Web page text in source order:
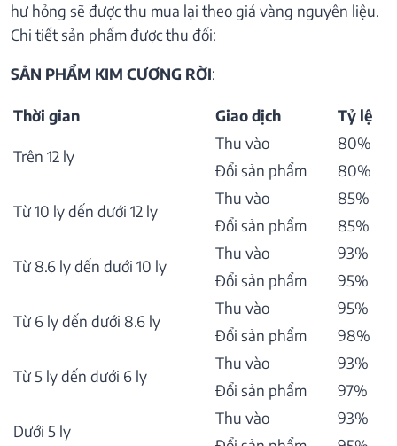
hư hỏng sẽ được thu mua lại theo giá vàng nguyên liệu.
Chi tiết sản phẩm được thu đổi:
SẢN PHẨM KIM CƯƠNG RỜI:
Thời gian Giao dịch Tỷ lệ
Trên 12 ly
Thu vào
80%
Đổi sản phẩm
80%
Từ 10 ly đến dưới 12 ly
Thu vào
85%
Đổi sản phẩm
85%
Từ 8.6 ly đến dưới 10 ly
Thu vào
93%
Đổi sản phẩm
95%
Từ 6 ly đến dưới 8.6 ly
Thu vào
95%
Đổi sản phẩm
98%
Từ 5 ly đến dưới 6 ly
Thu vào
93%
Đổi sản phẩm
97%
Dưới 5 ly
Thu vào
93%